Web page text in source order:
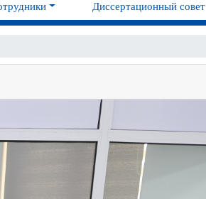
Диссертационный совет